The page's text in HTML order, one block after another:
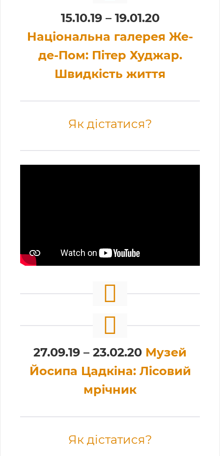
15.10.19 – 19.01.20
Національна галерея Же-
де-Пом: Пітер Худжар.
Швидкість життя
Як дістатися?
27.09.19 – 23.02.20 Музей
Йосипа Цадкіна: Лісовий
мрічник
Як дістатися?